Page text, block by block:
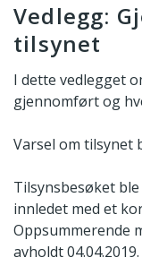
Vedlegg:
tilsynet
I dette vedlegget
gjennomført og
Varsel om tilsynet
Tilsynsbesøket
innledet med et
Oppsummerende
avholdt 04.04.2019.